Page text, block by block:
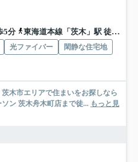
5分
東海道本線「茨木」駅 徒歩20分
光ファイバー
閑静な住宅地
木市エリアで住まいをお探しなら
ン 茨木舟木町店まで徒... もっと見